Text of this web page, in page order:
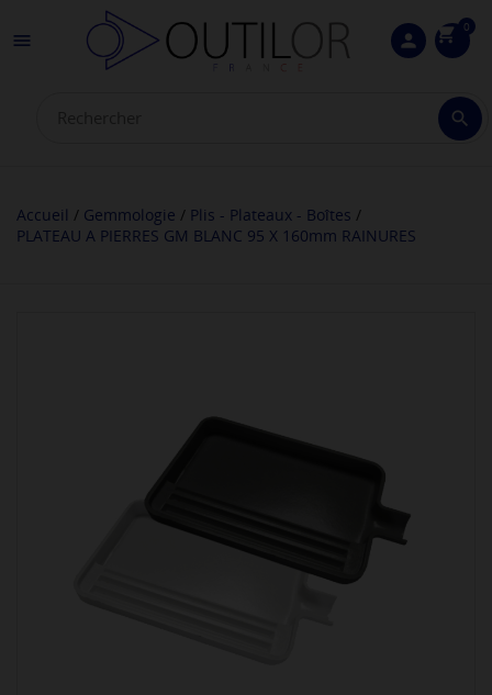
 person shopping_cart 0

Accueil Gemmologie
Plis - Plateaux - Boîtes
PLATEAU A PIERRES GM BLANC 95 X 160mm RAINURES